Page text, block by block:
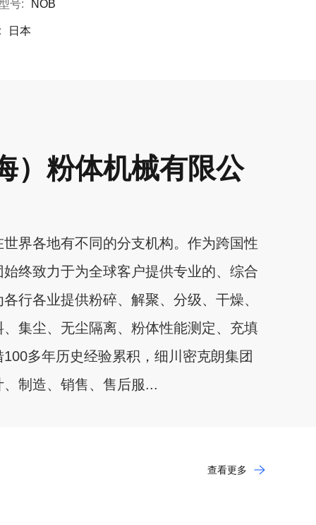
号: NOB
日本
）粉体机械有限公
界各地有不同的分支机构。作为跨国性
终致力于为全球客户提供专业的、综合
行各业提供粉碎、解聚、分级、干燥、
集尘、无尘隔离、粉体性能测定、充填
多年历史经验累积，细川密克朗集团
制造、销售、售后服...
查看更多